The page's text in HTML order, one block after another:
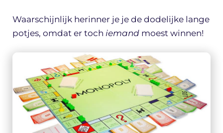
Waarschijnlijk herinner je je de dodelijke lange
potjes, omdat er toch iemand moest winnen!